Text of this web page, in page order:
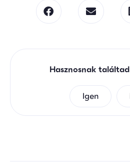
Hasznosnak
Igen